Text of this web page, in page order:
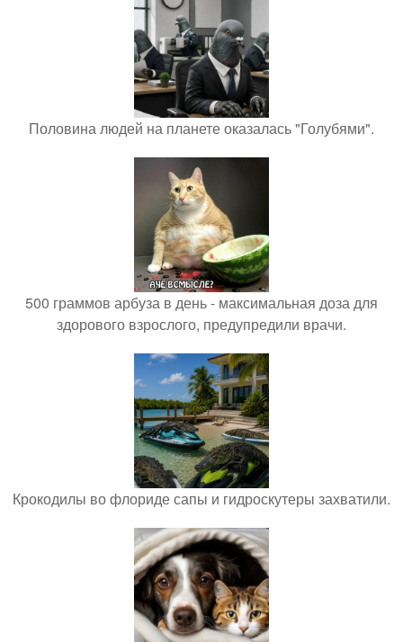
Половина людей на планете оказалась "Голубями".
500 граммов арбуза в день - максимальная доза для
здорового взрослого, предупредили врачи.
Крокодилы во флориде сапы и гидроскутеры захватили.